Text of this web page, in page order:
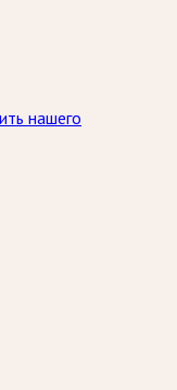
нашего